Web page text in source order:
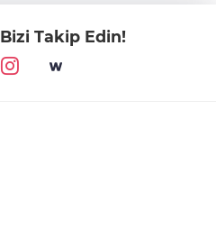
Bizi Takip Edin!